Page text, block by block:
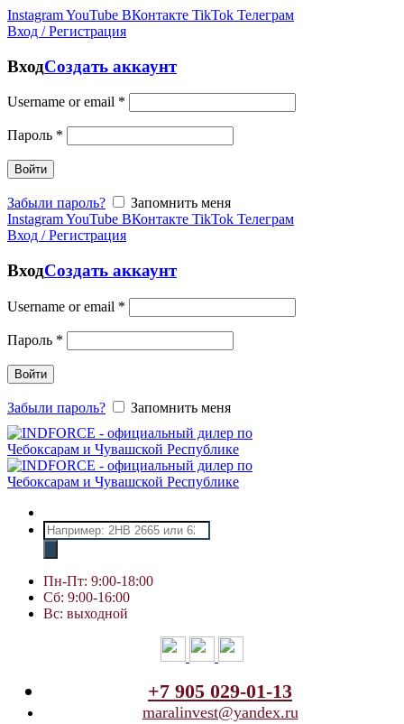
InstagramYouTube ВКонтакте TikTok Телеграм
Вход / Регистрация
ВходСоздать аккаунт
Username or email *
Пароль *
Войти
Забыли пароль?
Запомнить меня
InstagramYouTube ВКонтакте TikTok Телеграм
Вход / Регистрация
ВходСоздать аккаунт
Username or email *
Пароль *
Войти
Забыли пароль? Запомнить меня
Поиск
товаров
Пн-Пт: 9:00-18:00
Сб: 9:00-16:00
Вс: выходной
+7 905 029-01-13
maralinvest@yandex.ru